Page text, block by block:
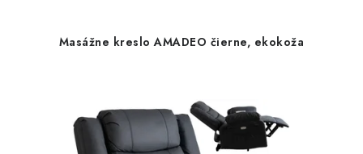
Masážne kreslo AMADEO čierne, ekokoža